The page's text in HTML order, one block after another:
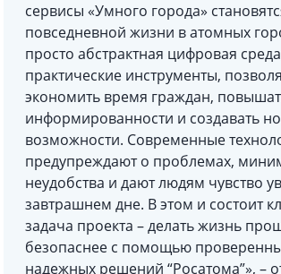
сервисы «Умного города»
повседневной жизни в атомных
просто абстрактная цифровая
практические инструменты,
экономить время граждан,
информированности и создавать
возможности. Современные
предупреждают о проблемах,
неудобства и дают людям чувство
завтрашнем дне. В этом и состоит
задача проекта – делать жизнь
безопаснее с помощью
надежных решений “Росатома”», –